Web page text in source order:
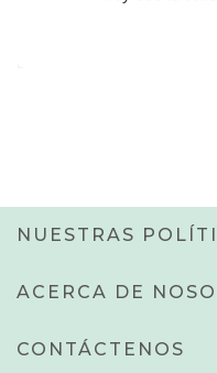
NUESTRAS
ACERCA DE
CONTÁCTENOS